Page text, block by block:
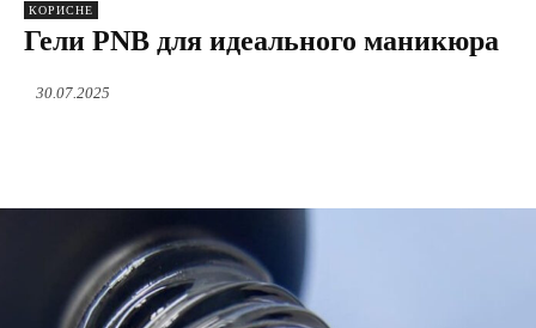
КОРИСНЕ
Гели PNB для идеального маникюра
30.07.2025